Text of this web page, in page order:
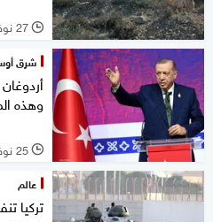
l 27 نوفمبر 2022
شرق
وهذه
l 25 نوفمبر 2022
عالم
تركيا